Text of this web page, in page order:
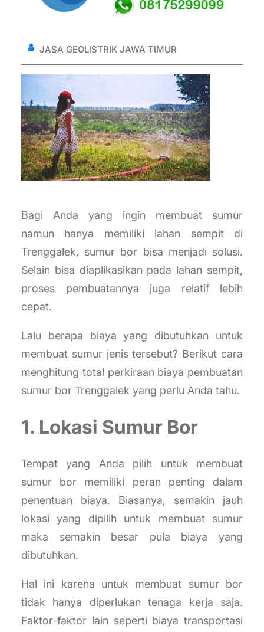
JASA GEOLISTRIK JAWA TIMUR
Bagi Anda yang ingin membuat sumur
namun hanya memiliki lahan sempit di
Trenggalek, sumur bor bisa menjadi solusi.
Selain bisa diaplikasikan pada lahan sempit,
proses pembuatannya juga relatif lebih
cepat.
Lalu berapa biaya yang dibutuhkan untuk
membuat sumur jenis tersebut? Berikut cara
menghitung total perkiraan biaya pembuatan
sumur bor Trenggalek yang perlu Anda tahu.
1. Lokasi Sumur Bor
Tempat yang Anda pilih untuk membuat
sumur bor memiliki peran penting dalam
penentuan biaya. Biasanya, semakin jauh
lokasi yang dipilih untuk membuat sumur
maka semakin besar pula biaya yang
dibutuhkan.
Hal ini karena untuk membuat sumur bor
tidak hanya diperlukan tenaga kerja saja.
Faktor-faktor lain seperti biaya transportasi